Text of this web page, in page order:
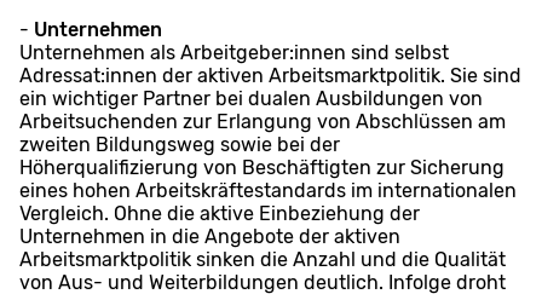
- Unternehmen
Unternehmen als Arbeitgeber:innen sind selbst
Adressat:innen der aktiven Arbeitsmarktpolitik. Sie sind
ein wichtiger Partner bei dualen Ausbildungen von
Arbeitsuchenden zur Erlangung von Abschlüssen am
zweiten Bildungsweg sowie bei der
Höherqualifizierung von Beschäftigten zur Sicherung
eines hohen Arbeitskräftestandards im internationalen
Vergleich. Ohne die aktive Einbeziehung der
Unternehmen in die Angebote der aktiven
Arbeitsmarktpolitik sinken die Anzahl und die Qualität
von Aus- und Weiterbildungen deutlich. Infolge droht